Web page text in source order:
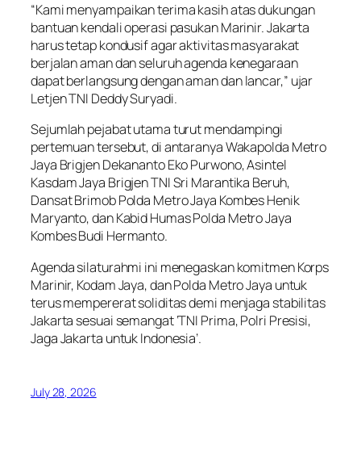
“Kami menyampaikan terima kasih atas dukungan
bantuan kendali operasi pasukan Marinir. Jakarta
harus tetap kondusif agar aktivitas masyarakat
berjalan aman dan seluruh agenda kenegaraan
dapat berlangsung dengan aman dan lancar,” ujar
Letjen TNI Deddy Suryadi.
Sejumlah pejabat utama turut mendampingi
pertemuan tersebut, di antaranya Wakapolda Metro
Jaya Brigjen Dekananto Eko Purwono, Asintel
Kasdam Jaya Brigjen TNI Sri Marantika Beruh,
Dansat Brimob Polda Metro Jaya Kombes Henik
Maryanto, dan Kabid Humas Polda Metro Jaya
Kombes Budi Hermanto.
Agenda silaturahmi ini menegaskan komitmen Korps
Marinir, Kodam Jaya, dan Polda Metro Jaya untuk
terus mempererat soliditas demi menjaga stabilitas
Jakarta sesuai semangat ‘TNI Prima, Polri Presisi,
Jaga Jakarta untuk Indonesia’.
July 28, 2026